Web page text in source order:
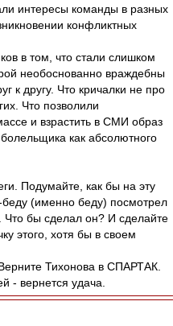
интересы команды в разных
конфликтных
в том, что стали слишком
необоснованно враждебны
к другу. Что кричалки не про
Что позволили
и взрастить в СМИ образ
болельщика как абсолютного
Подумайте, как бы на эту
(именно беду) посмотрел
Что бы сделал он? И сделайте
этого, хотя бы в своем
Тихонова в СПАРТАК.
- вернется удача.